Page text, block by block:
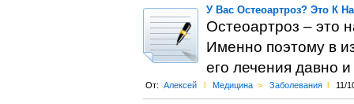
У Вас Остеоартроз? Это К
Остеоартроз – это
Именно поэтому в
его лечения давно
От: Алексей l Медицина > Заболевания l 11/